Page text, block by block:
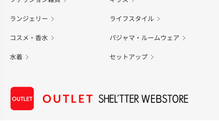
ランジェリー ライフスタイル
コスメ・香水 パジャマ・ルームウェア
水着 セットアップ